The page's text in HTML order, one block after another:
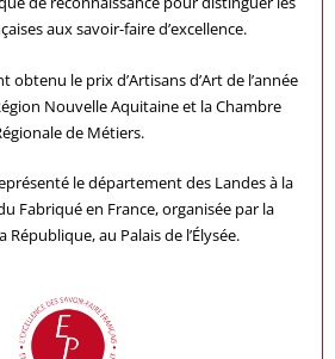
aux savoir-faire d’excellence.
obtenu le prix d’Artisans d’Art de l’année
Nouvelle Aquitaine et la Chambre
de Métiers.
le département des Landes à la
Fabriqué en France, organisée par la
République, au Palais de l’Élysée.